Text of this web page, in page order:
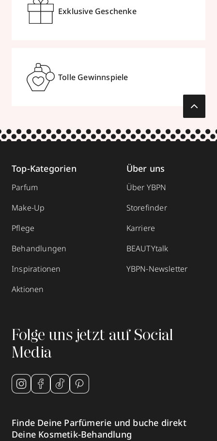
Exklusive Geschenke
Tolle Gewinnspiele
Top-Kategorien
Parfum
Make-Up
Pflege
Behandlungen
Inspirationen
Aktionen
Über uns
Über YBPN
Storefinder
Karriere
BEAUTYtalk
YBPN-Newsletter
Folge uns jetzt auf Social
Media
Finde Deine Parfümerie und buche direkt
Deine Kosmetik-Behandlung